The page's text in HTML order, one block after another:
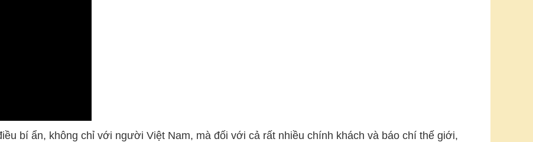
bí ẩn, không chỉ với người Việt Nam, mà đối với cả rất nhiều chính khách và báo chí thế giới,